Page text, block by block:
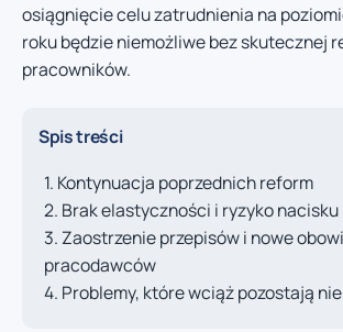
osiągnięcie celu zatrudnienia na
roku będzie niemożliwe bez skutecznej
pracowników.
Spis treści
Kontynuacja poprzednich reform
Brak elastyczności i ryzyko
Zaostrzenie przepisów i nowe
pracodawców
Problemy, które wciąż pozostają